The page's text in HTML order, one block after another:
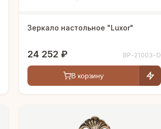
Зеркало настольное "Luxor"
24 252 ₽ BP-21003-D
В корзину